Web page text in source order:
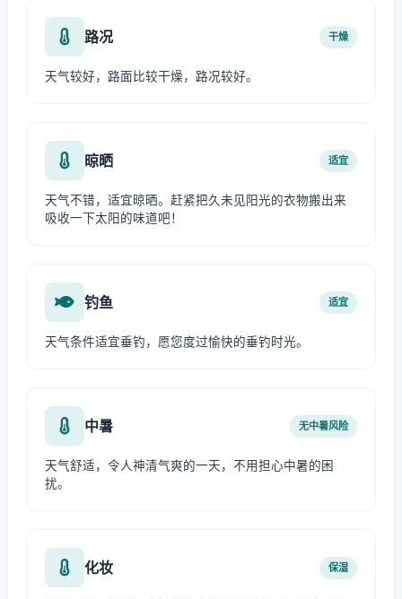
路况 干燥
天气较好，路面比较干燥，路况较好。
晾晒 适宜
天气不错，适宜晾晒。赶紧把久未见阳光的衣物搬出来
吸收一下太阳的味道吧！
钓鱼 适宜
天气条件适宜垂钓，愿您度过愉快的垂钓时光。
中暑 无中暑风险
天气舒适，令人神清气爽的一天，不用担心中暑的困
扰。
化妆 保湿